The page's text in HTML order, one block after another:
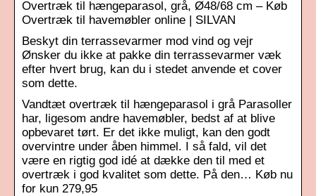
Overtræk til hængeparasol, grå, Ø48/68 cm – Køb
Overtræk til havemøbler online | SILVAN
Beskyt din terrassevarmer mod vind og vejr
Ønsker du ikke at pakke din terrassevarmer væk
efter hvert brug, kan du i stedet anvende et cover
som dette.
Vandtæt overtræk til hængeparasol i grå Parasoller
har, ligesom andre havemøbler, bedst af at blive
opbevaret tørt. Er det ikke muligt, kan den godt
overvintre under åben himmel. I så fald, vil det
være en rigtig god idé at dække den til med et
overtræk i god kvalitet som dette. På den… Køb nu
for kun 279,95